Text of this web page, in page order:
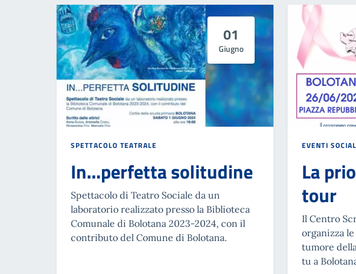
01
Giugno
SPETTACOLO TEATRALE
In...perfetta solitudine
Spettacolo di Teatro Sociale da un
laboratorio realizzato presso la Biblioteca
Comunale di Bolotana 2023-2024, con il
contributo del Comune di Bolotana.
EVENTI
La
tour
Il Centro
organizza
tumore
tu a